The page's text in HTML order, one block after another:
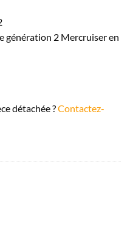
génération 2 Mercruiser en
détachée ?Contactez-